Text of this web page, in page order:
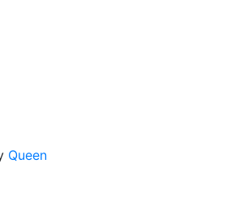
Queen